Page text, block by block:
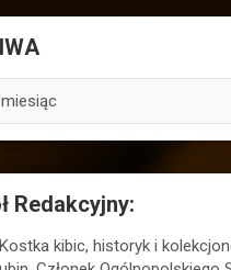
Redakcyjny:
kibic, historyk i